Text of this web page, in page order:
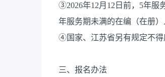
③2026年12月12日前，5年服
年服务期未满的在编（在册
④国家、江苏省另有规定不得
三、报名办法